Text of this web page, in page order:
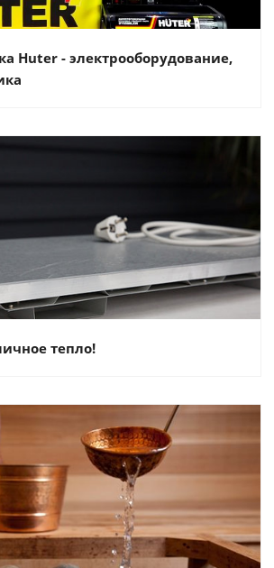
Huter - электрооборудование,
тепло!